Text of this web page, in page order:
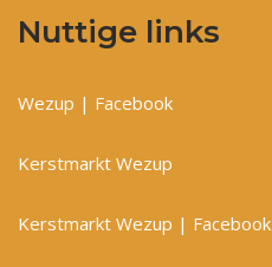
Nuttige links
Wezup | Facebook
Kerstmarkt Wezup
Kerstmarkt Wezup | Facebook